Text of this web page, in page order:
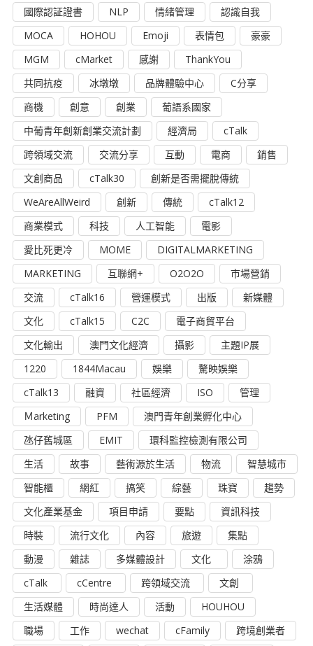
國際認証證書
NLP 情緒管理
認識自我
MOCA
HOHOU Emoji 表情包
豪豪
MGM
cMarket 感謝
ThankYou
共同抗疫
冰墩墩 品牌體驗中心
C分享
商機
創意 創業
葡語系國家
中葡青年創新創業交流計劃
經濟局
cTalk
跨領域交流
交流分享 互動 電商
銷售
文創商品
cTalk30
創新是否需擺脫傳統
WeAreAllWeird
創新 傳統
cTalk12
商業模式
科技 人工智能
電影
愛比死更冷
MOME
DIGITALMARKETING
MARKETING
互聯網+ O2O2O
市場營銷
交流
cTalk16 營運模式 出版
新媒體
文化
cTalk15 C2C
電子商貿平台
文化輸出
澳門文化經濟 攝影
主題IP展
1220
1844Macau 娛樂
驁映娛樂
cTalk13
融資 社區經濟 ISO
管理
Ｍarketing
PFM
澳門青年創業孵化中心
氹仔舊城區
EMIT
環科監控檢測有限公司
生活
故事 藝術源於生活 物流
智慧城市
智能櫃
網紅 搞笑 綜藝 珠寶
趨勢
文化產業基金
項目申請 要點
資訊科技
時裝
流行文化 內容 旅遊
集點
動漫
雜誌 多媒體設計 文化
涂鴉
cTalk
cCentre 跨領域交流
文創
生活媒體
時尚達人 活動
HOUHOU
職場
工作 wechat cFamily
跨境創業者